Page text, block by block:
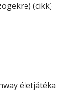
(cikk)
életjátéka